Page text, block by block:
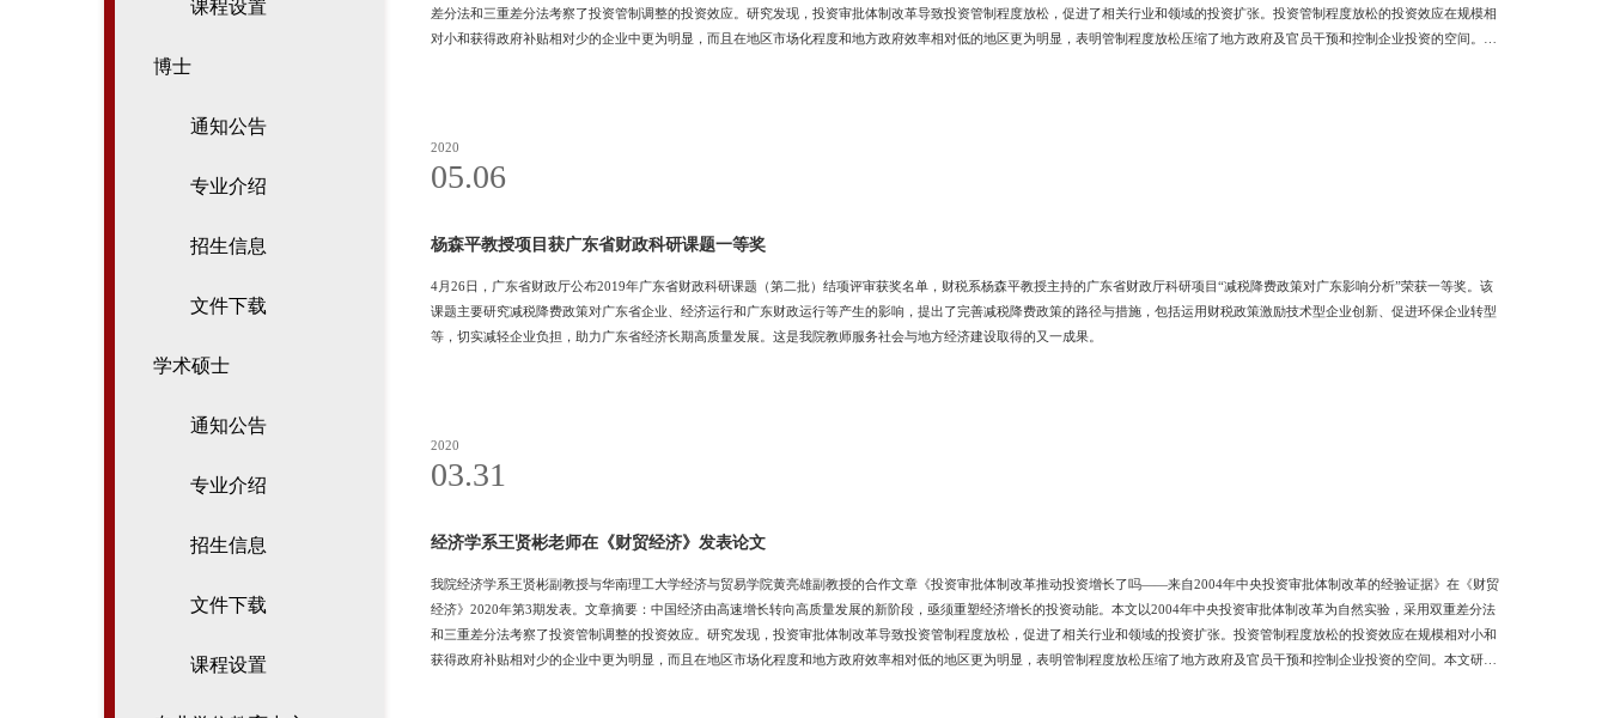
课程设置
博士
通知公告
专业介绍
招生信息
文件下载
学术硕士
通知公告
专业介绍
招生信息
文件下载
课程设置
差分法和三重差分法考察了投资管制调整的投资效应。研究发现，投资审批体制改革导致投资管制程度放松，促进了相关行业和领域的投资扩张。投资管制程度放松的投资效应在规模相
对小和获得政府补贴相对少的企业中更为明显，而且在地区市场化程度和地方政府效率相对低的地区更为明显，表明管制程度放松压缩了地方政府及官员干预和控制企业投资的空间。本
2020
05.06
杨森平教授项目获广东省财政科研课题一等奖
4月26日，广东省财政厅公布2019年广东省财政科研课题（第二批）结项评审获奖名单，财税系杨森平教授主持的广东省财政厅科研项目“减税降费政策对广东影响分析”荣获一等奖。该
课题主要研究减税降费政策对广东省企业、经济运行和广东财政运行等产生的影响，提出了完善减税降费政策的路径与措施，包括运用财税政策激励技术型企业创新、促进环保企业转型
等，切实减轻企业负担，助力广东省经济长期高质量发展。这是我院教师服务社会与地方经济建设取得的又一成果。
2020
03.31
经济学系王贤彬老师在《财贸经济》发表论文
我院经济学系王贤彬副教授与华南理工大学经济与贸易学院黄亮雄副教授的合作文章《投资审批体制改革推动投资增长了吗——来自2004年中央投资审批体制改革的经验证据》在《财贸
经济》2020年第3期发表。文章摘要：中国经济由高速增长转向高质量发展的新阶段，亟须重塑经济增长的投资动能。本文以2004年中央投资审批体制改革为自然实验，采用双重差分法
和三重差分法考察了投资管制调整的投资效应。研究发现，投资审批体制改革导致投资管制程度放松，促进了相关行业和领域的投资扩张。投资管制程度放松的投资效应在规模相对小和
获得政府补贴相对少的企业中更为明显，而且在地区市场化程度和地方政府效率相对低的地区更为明显，表明管制程度放松压缩了地方政府及官员干预和控制企业投资的空间。本文研究